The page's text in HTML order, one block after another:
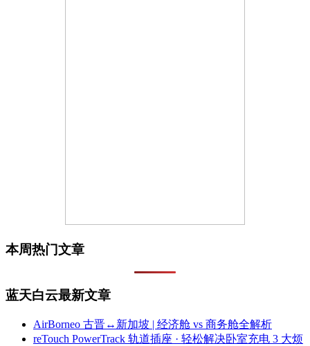
本周热门文章
蓝天白云最新文章
AirBorneo 古晋↔新加坡 | 经济舱 vs 商务舱全解析
reTouch PowerTrack 轨道插座 · 轻松解决卧室充电 3 大烦